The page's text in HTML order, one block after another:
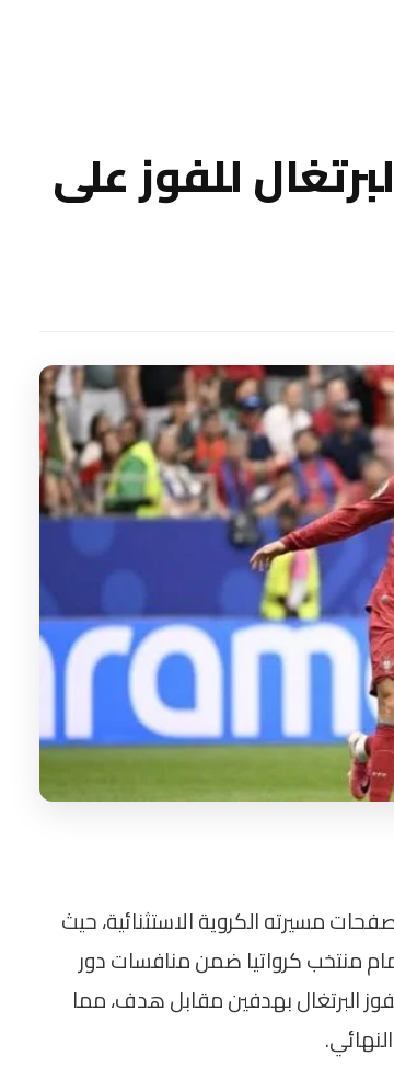
للفوز على
مسيرته الكروية الاستثنائية، حيث
منتخب كرواتيا ضمن منافسات دور
انتهت المباراة بفوز البرتغال بهدفين مقابل هدف، مما